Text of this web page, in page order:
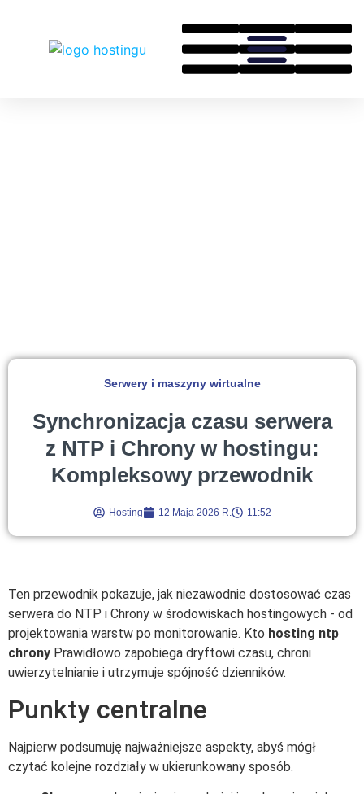
Serwery i maszyny wirtualne
Synchronizacja czasu serwera
z NTP i Chrony w hostingu:
Kompleksowy przewodnik
Hosting 12 Maja 2026 R. 11:52
Ten przewodnik pokazuje, jak niezawodnie dostosować czas
serwera do NTP i Chrony w środowiskach hostingowych - od
projektowania warstw po monitorowanie. Kto hosting ntp
chrony Prawidłowo zapobiega dryftowi czasu, chroni
uwierzytelnianie i utrzymuje spójność dzienników.
Punkty centralne
Najpierw podsumuję najważniejsze aspekty, abyś mógł
czytać kolejne rozdziały w ukierunkowany sposób.